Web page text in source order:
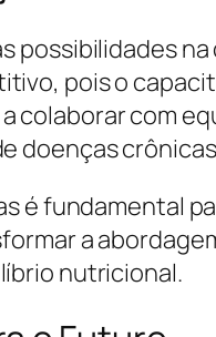
possibilidades
pois o
colaborar com
doenças
é fundamental
a
nutricional.